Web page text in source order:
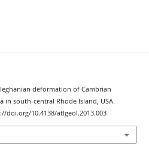
deformation of Cambrian
in south-central Rhode Island, USA.
doi.org/10.4138/atlgeol.2013.003